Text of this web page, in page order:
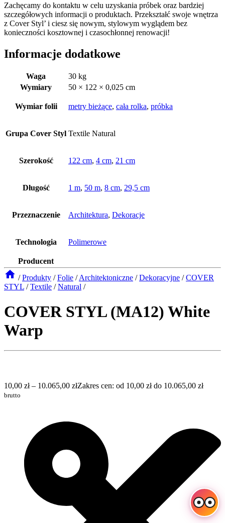
Zachęcamy do kontaktu w celu uzyskania próbek oraz bardziej
szczegółowych informacji o produktach. Przekształć swoje wnętrza
z Cover Styl’ i ciesz się nowym, stylowym wyglądem bez
konieczności kosztownej i czasochłonnej renowacji!
Informacje dodatkowe
Waga
30 kg
Wymiary
50 × 122 × 0,025 cm
Wymiar folii metry bieżące, cała rolka, próbka
Grupa Cover Styl Textile Natural
Szerokość 122 cm, 4 cm, 21 cm
Długość 1 m, 50 m, 8 cm, 29,5 cm
Przeznaczenie Architektura, Dekoracje
Technologia Polimerowe
Producent
/ Produkty / Folie /Architektoniczne / Dekoracyjne / COVER
STYL / Textile / Natural /
COVER STYL (MA12) White
Warp
10,00 zł – 10.065,00 złZakres cen: od 10,00 zł do 10.065,00 zł
brutto